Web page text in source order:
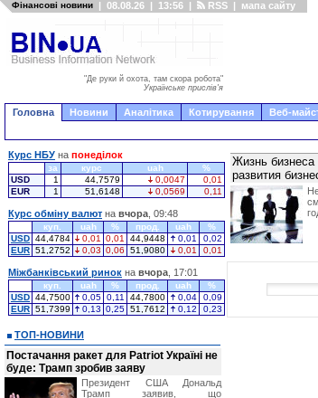
Фінансові новини | 08.08.26 | 13:56 | RSS | мапа сайту
"Де руки й охота, там скора робота"
Українське прислів'я
Головна Новини Аналітика Котирування Веб-
Жизнь бизнеса
развития
Курс НБУ на понеділок
за курс uah
%
USD
1 44,7579 0,0047
0,01
EUR
1 51,6148 0,0569 0,11
Курс обміну валют на вчора , 09:48
куп. uah % прод. uah
%
USD 44,4784 0,01 0,01 44,9448 0,01
0,02
EUR 51,2752 0,03 0,06 51,9080 0,01 0,01
Міжбанківський ринок на вчора , 17:01
куп. uah % прод. uah
%
USD 44,7500 0,05 0,11 44,7800 0,04
0,09
EUR 51,7399 0,13 0,25 51,7612 0,12 0,23
ТОП-НОВИНИ
Постачання ракет для Patriot Україні не
буде: Трамп зробив заяву
Президент США Дональд
Трамп заявив, що